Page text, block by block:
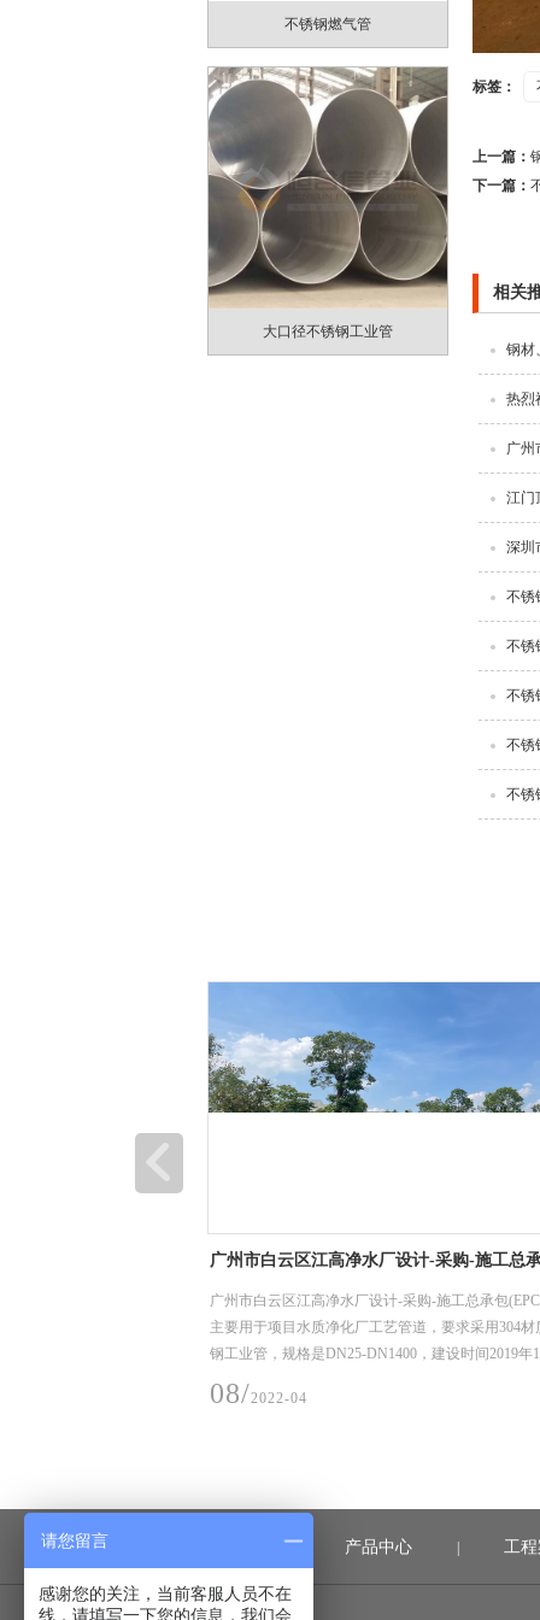
不锈钢燃气管
大口径不锈钢工业管
标签：
上一篇：
下一篇：
相关
钢材
热烈
广州
江门
深圳
不锈
不锈
不锈
不锈
不锈
江门顶津食品有限公司二期、三期厂房及配
江门顶津食品有限公司二期、三期厂房及配套工程
于项目土建给排水管网，要求采用304材质不锈钢工
规格是DN 114*4、DN 219*4、DN 325*4.5，建设时
08/2022-04
| 产品中心 | 工
请您留言
感谢您的关注，当前客服人员不在
线，请填写一下您的信息，我们会